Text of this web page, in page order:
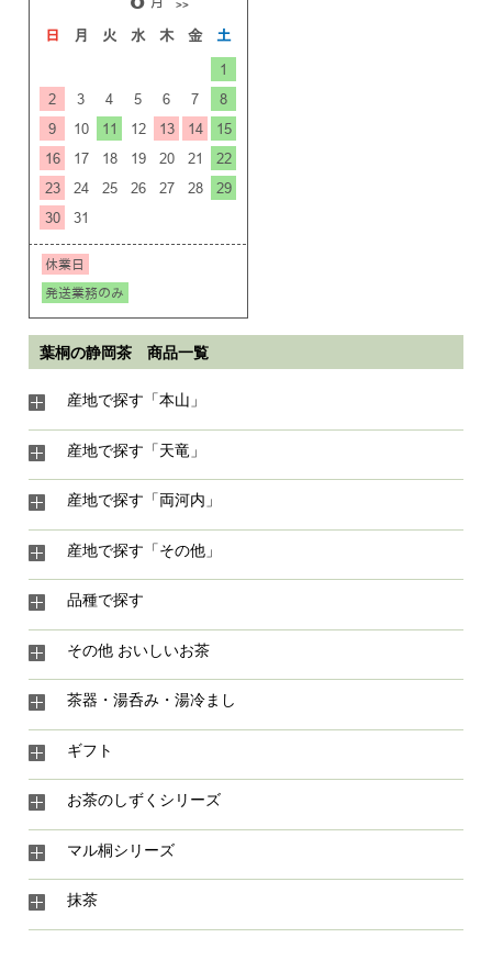
葉桐の静岡茶 商品一覧
産地で探す「本山」
産地で探す「天竜」
産地で探す「両河内」
産地で探す「その他」
品種で探す
その他 おいしいお茶
茶器・湯呑み・湯冷まし
ギフト
お茶のしずくシリーズ
マル桐シリーズ
抹茶